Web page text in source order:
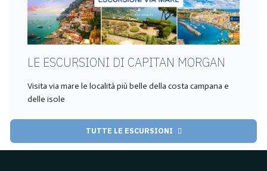
LE ESCURSIONI DI CAPITAN MORGAN
Visita via mare le località più belle della costa campana e
delle isole
TUTTE LE ESCURSIONI